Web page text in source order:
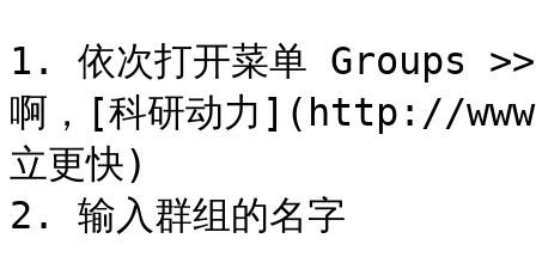
1. 依次打开菜单 Groups
啊，[科研动力](http://
立更快)
2. 输入群组的名字